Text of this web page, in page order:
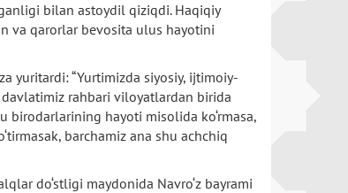
bilan astoydil qiziqdi. Haqiqiy
va qarorlar bevosita ulus hayotini
yuritardi: “Yurtimizda siyosiy, ijtimoiy-
davlatimiz rahbari viloyatlardan birida
birodarlarining hayoti misolida ko‘rmasa,
barchamiz ana shu achchiq
do‘stligi maydonida Navro‘z bayrami